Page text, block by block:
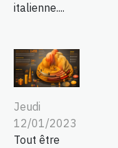
italienne....
Jeudi
12/01/2023
Tout être